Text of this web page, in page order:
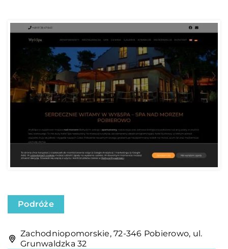
Podróże
Zachodniopomorskie, 72-346 Pobierowo, ul.
Grunwaldzka 32